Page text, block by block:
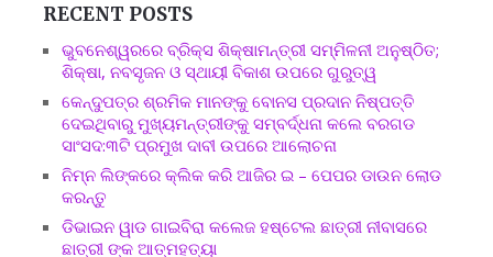
RECENT POSTS
ଭୁବନେଶ୍ୱରରେ ବ୍ରିକ୍ସ ଶିକ୍ଷାମନ୍ତ୍ରୀ ସମ୍ମିଳନୀ ଅନୁଷ୍ଠିତ;
ଶିକ୍ଷା, ନବସୃଜନ ଓ ସ୍ଥାୟୀ ବିକାଶ ଉପରେ ଗୁରୁତ୍ୱ
କେନ୍ଦୁପତ୍ର ଶ୍ରମିକ ମାନଙ୍କୁ ବୋନସ ପ୍ରଦାନ ନିଷ୍ପତ୍ତି
ଦେଇଥିବାରୁ ମୁଖ୍ୟମନ୍ତ୍ରୀଙ୍କୁ ସମ୍ବର୍ଦ୍ଧନା କଲେ ବରଗଡ
ସାଂସଦ:୩ଟି ପ୍ରମୁଖ ଦାବୀ ଉପରେ ଆଲୋଚନା
ନିମ୍ନ ଲିଙ୍କରେ କ୍ଲିକ କରି ଆଜିର ଇ – ପେପର ଡାଉନ ଲୋଡ
କରନ୍ତୁ
ଡିଭାଇନ ୱାଡ ଗାଇବିରା କଲେଜ ହଷ୍ଟେଲ ଛାତ୍ରୀ ନୀବାସରେ
ଛାତ୍ରୀ ଙ୍କ ଆତ୍ମହତ୍ୟା